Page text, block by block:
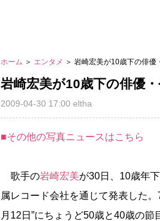
ホーム ＞ エンタメ ＞ 岩崎宏美が10歳下の俳優
崎宏美が10歳下の俳優・
2009-04-30 17:00 eltha
■その他の写真ニュースはこちら
歌手の崎宏美が30日、10歳年
属レコード会社を通じて発表した
月12日”にちょうど50歳と40歳の